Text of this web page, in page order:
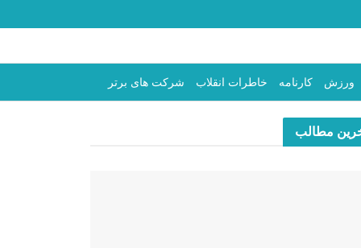
ورزش کارنامه خاطرات انقلاب شرکت های برتر
مطالب